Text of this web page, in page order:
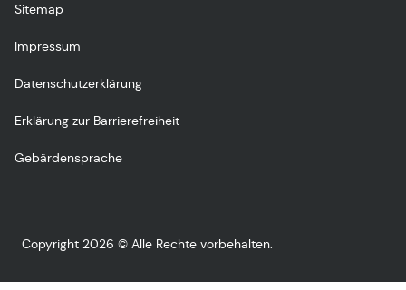
Sitemap
Impressum
Datenschutzerklärung
Erklärung zur Barrierefreiheit
Gebärdensprache
Copyright 2026 © Alle Rechte vorbehalten.